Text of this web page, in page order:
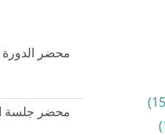
محضر الدورة العادية
محضر جلسة